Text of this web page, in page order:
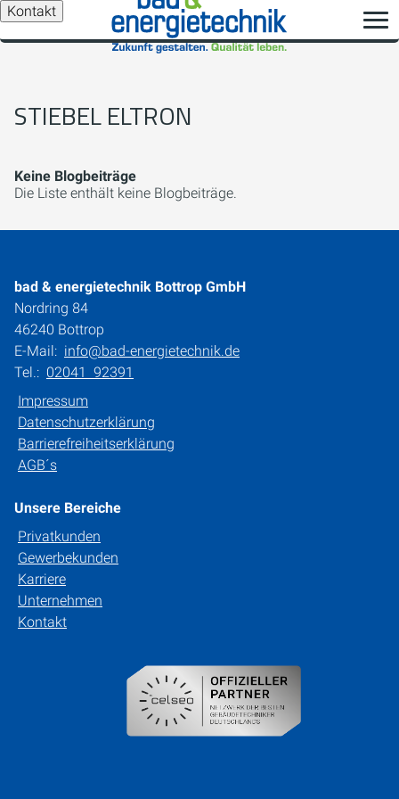
Kontakt
STIEBEL ELTRON
Keine Blogbeiträge
Die Liste enthält keine Blogbeiträge.
bad & energietechnik Bottrop GmbH
Nordring 84
46240 Bottrop
E-Mail: info@bad-energietechnik.de
Tel.: 02041 92391
Impressum
Datenschutzerklärung
Barrierefreiheitserklärung
AGB´s
Unsere Bereiche
Privatkunden
Gewerbekunden
Karriere
Unternehmen
Kontakt